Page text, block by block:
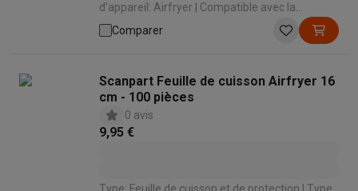
d'appareil: Airfryer | Compatible avec la
marque: Universel
Comparer
Scanpart Feuille de cuisson Airfryer 16
cm - 100 pièces
0 avis
9,95 €